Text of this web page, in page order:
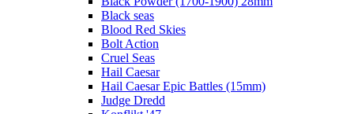
Black seas
Blood Red Skies
Bolt Action
Cruel Seas
Hail Caesar
Hail Caesar Epic Battles (15mm)
Judge Dredd